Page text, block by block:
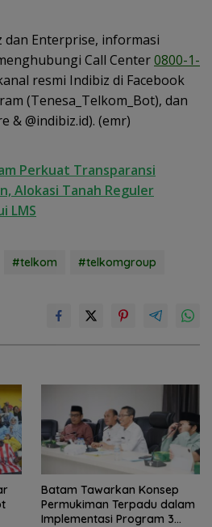
dan Enterprise, informasi
Call Center0800-1-
resmi Indibiz di Facebook
(Tenesa_Telkom_Bot), dan
& @indibiz.id). (emr)
Perkuat Transparansi
Alokasi Tanah Reguler
LMS
#telkom #telkomgroup
Batam Tawarkan Konsep
Permukiman Terpadu dalam
Implementasi Program 3